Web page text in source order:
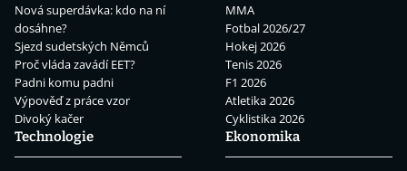
Nová superdávka: kdo na ní
dosáhne?
Sjezd sudetských Němců
Proč vláda zavádí EET?
Padni komu padni
Výpověď z práce vzor
Divoký kačer
MMA
Fotbal 2026/27
Hokej 2026
Tenis 2026
F1 2026
Atletika 2026
Cyklistika 2026
Technologie
Ekonomika